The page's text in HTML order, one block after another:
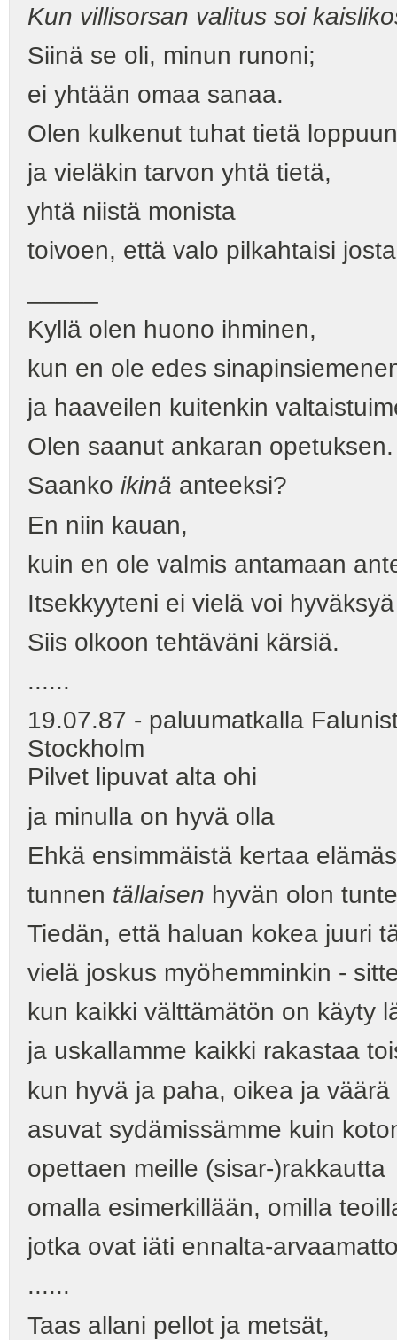
Kun villisorsan valitus soi
Siinä se oli, minun runoni;
ei yhtään omaa sanaa.
Olen kulkenut tuhat tietä
ja vieläkin tarvon yhtä tietä,
yhtä niistä monista
toivoen, että valo pilkahtaisi
Kyllä olen huono ihminen,
kun en ole edes
ja haaveilen kuitenkin
Olen saanut ankaran opetuksen.
Saanko ikinä anteeksi?
En niin kauan,
kuin en ole valmis antamaan
Itsekkyyteni ei vielä voi
Siis olkoon tehtäväni kärsiä.
......
19.07.87 - paluumatkalla
Stockholm
Pilvet lipuvat alta ohi
ja minulla on hyvä olla
Ehkä ensimmäistä kertaa
tunnen tällaisen hyvän olon
Tiedän, että haluan kokea juuri
vielä joskus myöhemminkin -
kun kaikki välttämätön on käyty
ja uskallamme kaikki rakastaa
kun hyvä ja paha, oikea ja väärä
asuvat sydämissämme kuin
opettaen meille (sisar-)rakkautta
omalla esimerkillään, omilla
jotka ovat iäti ennalta-
......
Taas allani pellot ja metsät,